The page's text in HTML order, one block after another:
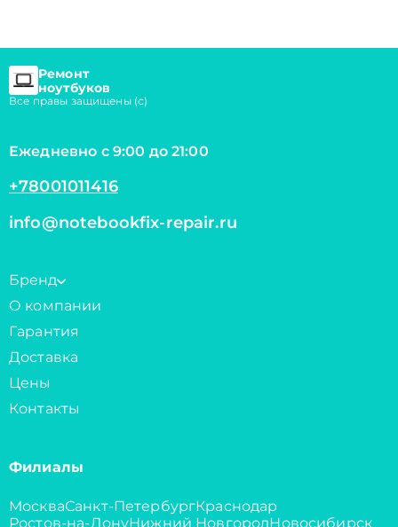
Ремонт
ноутбуков
Все правы защищены (с)
Ежедневно с 9:00 до 21:00
+78001011416
info@notebookfix-repair.ru
Бренд
О компании
Гарантия
Доставка
Цены
Контакты
Филиалы
МоскваСанкт-ПетербургКраснодар
Ростов-на-ДонуНижний НовгородНовосибирск